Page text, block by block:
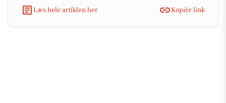
Læs hele artiklen her
Kopiér link